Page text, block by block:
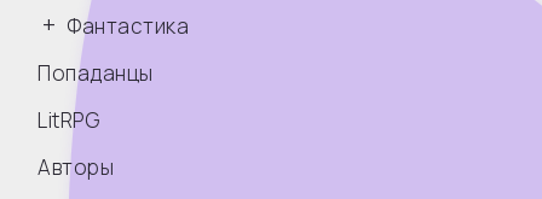
Фантастика
Попаданцы
LitRPG
Авторы